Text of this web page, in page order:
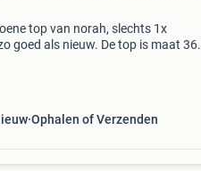
top van norah, slechts 1x
goed als nieuw. De top is maat 36
Ophalen of Verzenden